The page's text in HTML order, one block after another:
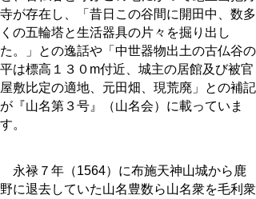
寺が存在し、「昔日この谷間に開田中、数多
くの五輪塔と生活器具の片々を掘り出し
た。」との逸話や「中世器物出土の古仏谷の
平は標高１３０m付近、城主の居館及び被官
屋敷比定の適地、元田畑、現荒廃」との補記
が『山名第３号』（山名会）に載っていま
す。
永禄７年（1564）に布施天神山城から鹿
野に退去していた山名豊数ら山名衆を毛利衆